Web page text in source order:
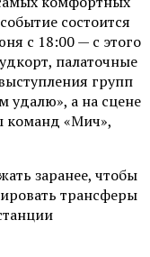
состоится
с 18:00 — с этого
палаточные
групп
удалю», а на сцене
команд «Мич»,
заранее, чтобы
трансферы